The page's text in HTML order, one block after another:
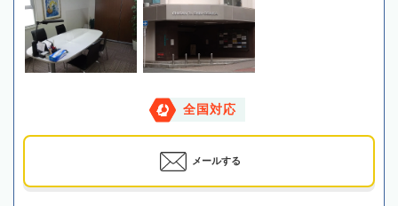
全国対応
メールする